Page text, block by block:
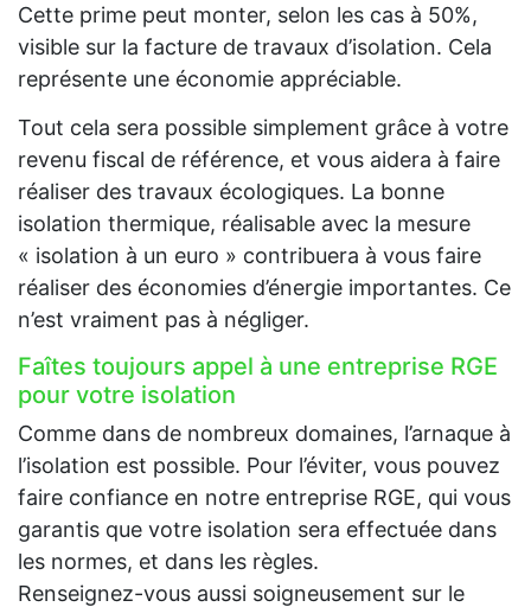
Cette prime peut monter, selon les cas à 50%,
visible sur la facture de travaux d’isolation. Cela
représente une économie appréciable.
Tout cela sera possible simplement grâce à votre
revenu fiscal de référence, et vous aidera à faire
réaliser des travaux écologiques. La bonne
isolation thermique, réalisable avec la mesure
« isolation à un euro » contribuera à vous faire
réaliser des économies d’énergie importantes. Ce
n’est vraiment pas à négliger.
Faîtes toujours appel à une entreprise RGE
pour votre isolation
Comme dans de nombreux domaines, l’arnaque à
l’isolation est possible. Pour l’éviter, vous pouvez
faire confiance en notre entreprise RGE, qui vous
garantis que votre isolation sera effectuée dans
les normes, et dans les règles.
Renseignez-vous aussi soigneusement sur le